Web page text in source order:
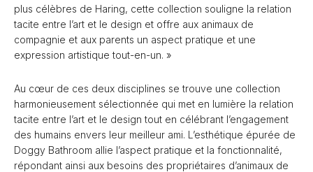
plus célèbres de Haring, cette collection souligne la relation
tacite entre l’art et le design et offre aux animaux de
compagnie et aux parents un aspect pratique et une
expression artistique tout-en-un. »
Au cœur de ces deux disciplines se trouve une collection
harmonieusement sélectionnée qui met en lumière la relation
tacite entre l’art et le design tout en célébrant l’engagement
des humains envers leur meilleur ami. L’esthétique épurée de
Doggy Bathroom allie l’aspect pratique et la fonctionnalité,
répondant ainsi aux besoins des propriétaires d’animaux de